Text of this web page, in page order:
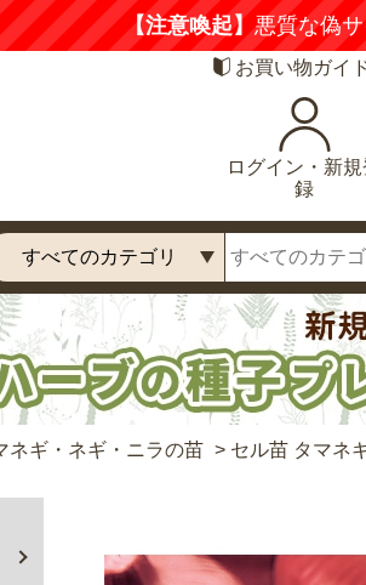
【注意喚起】悪質な偽
お買い物ガイ
ログイン・新規
録
ネギ・ネギ・ニラの苗 > セル苗 タマネ